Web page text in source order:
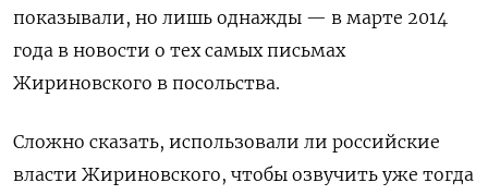
показывали, но лишь однажды — в марте 2014
года в новости о тех самых письмах
Жириновского в посольства.
Сложно сказать, использовали ли российские
власти Жириновского, чтобы озвучить уже тогда